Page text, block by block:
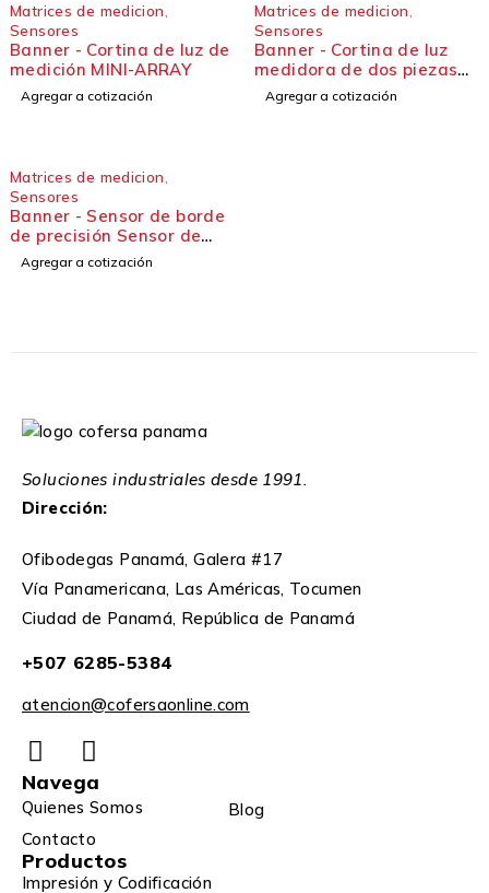
Matrices de medicion
Sensores
Banner - Cortina de luz de
medición MINI-ARRAY
Agregar a cotización
Matrices de medicion
Sensores
Banner - Cortina de luz
medidora de dos piezas
Cortina de luz MINI-ARRAY
Agregar a cotización
Matrices de medicion
Sensores
Banner - Sensor de borde
de precisión Sensor de
borde de precisión EG24
Agregar a cotización
Soluciones industriales desde 1991.
Dirección:
Ofibodegas Panamá, Galera #17
Vía Panamericana, Las Américas, Tocumen
Ciudad de Panamá, República de Panamá
+507 6285-5384
atencion@cofersaonline.com
Navega
Quienes Somos
Blog
Contacto
Productos
Impresión y Codificación